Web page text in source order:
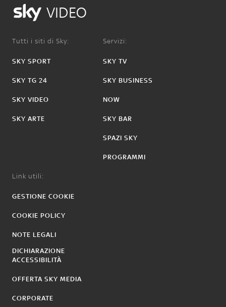
VIDEO
Tutti i siti di Sky:
SKY SPORT
SKY TG 24
SKY VIDEO
SKY ARTE
Servizi:
SKY TV
SKY BUSINESS
NOW
SKY BAR
SPAZI SKY
PROGRAMMI
Link utili:
GESTIONE COOKIE
COOKIE POLICY
NOTE LEGALI
DICHIARAZIONE
ACCESSIBILITÀ
OFFERTA SKY MEDIA
CORPORATE